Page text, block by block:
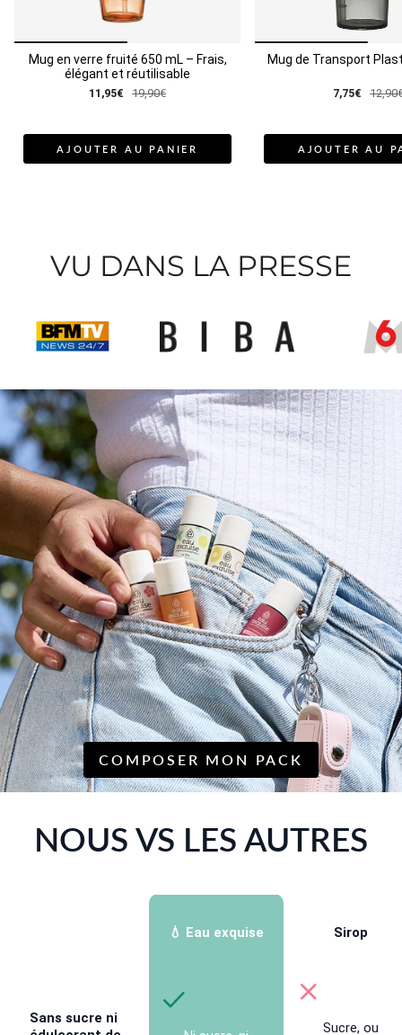
Votre fiole vous accompagne partout grâce à son étui
nomade. Parce que boire plus d' eau ne devrait jamais être une
Les engagements eau exquise®
• 100 % d'origine naturelle
• Sans conservateur
• Fabriqué en France
Mug en verre fruité 650 mL – Frais,
élégant et réutilisable
11,95€ 19,90€
AJOUTER AU PANIER
Mug de Transport
7,75€
AJOUTER AU
VU DANS LA PRESSE
COMPOSER MON PACK
NOUS VS LES AUTRES
💧 Eau exquise Sirop
Sans sucre ni
Sucre, ou